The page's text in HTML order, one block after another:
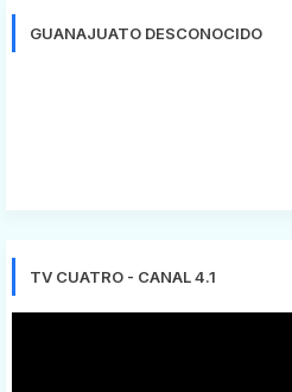
GUANAJUATO DESCONOCIDO
TV CUATRO - CANAL 4.1